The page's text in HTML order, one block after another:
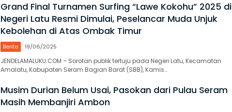
Grand Final Turnamen Surfing “Lawe Kokohu” 2025 di
Negeri Latu Resmi Dimulai, Peselancar Muda Unjuk
Kebolehan di Atas Ombak Timur
Berita 19/06/2025
JENDELAMALUKU.COM – Sorotan publik tertuju pada Negeri Latu, Kecamatan
Amalatu, Kabupaten Seram Bagian Barat (SBB), Kamis…
Musim Durian Belum Usai, Pasokan dari Pulau Seram
Masih Membanjiri Ambon